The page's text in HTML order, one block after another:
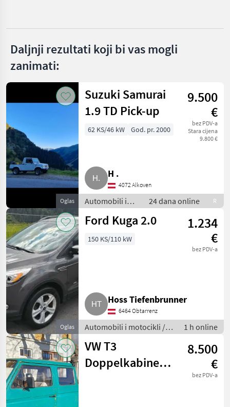
Daljnji rezultati koji bi vas mogli
zanimati:
Oglas
Suzuki Samurai
1.9 TD Pick-up
9.500
€
bez PDV-a
Stara cijena
9.800 €
62 KS/46 kW God. pr. 2000
H .
4072 Alkoven
Automobili i
motocikli /
Limuzine
24 dana online R
Oglas
Ford Kuga 2.0
1.234
€
bez PDV-a
150 KS/110 kW
Hoss Tiefenbrunner
6464 Obtarrenz
Automobili i motocikli /
Terenci-Offroaderi
1 h online
VW T3
Doppelkabine
8.500
€
bez PDV-a